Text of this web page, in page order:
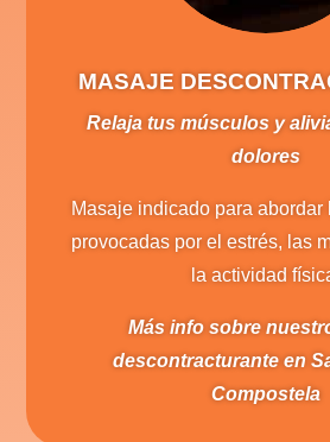
MASAJE
Relaja tus músculos y
dolores
Masaje indicado para abordar
provocadas por el estrés, las
la actividad
Más info sobre
descontracturante en
Compostela